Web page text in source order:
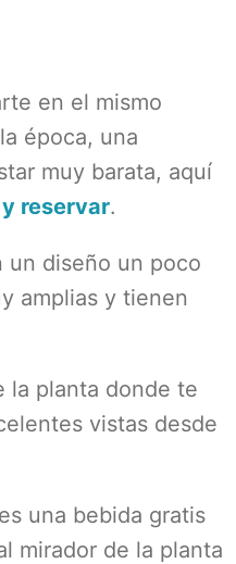
en el mismo
época, una
muy barata, aquí
reservar.
un diseño un poco
amplias y tienen
la planta donde te
vistas desde
una bebida gratis
mirador de la planta